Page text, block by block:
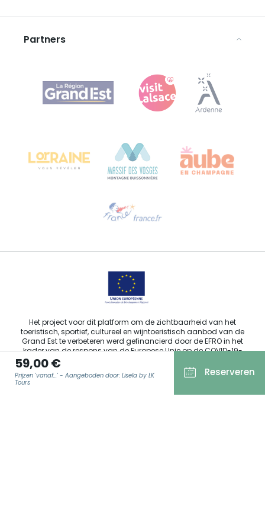
59,00 €
Prijzen 'vanaf...' - Aangeboden door: Lisela by LK
Tours
Reserveren
Disclaimer
Agence Régionale du Tourisme Grand Est
Bureau de Colmar (hoofdkantoor)
Stuur ons een e-mail
Partners
Het project voor dit platform om de zichtbaarheid van het
toeristisch, sportief, cultureel en wijntoeristisch aanbod van de
Grand Est te verbeteren werd gefinancierd door de EFRO in het
kader van de respons van de Europese Unie op de COVID-19-